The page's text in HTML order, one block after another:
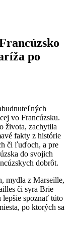
po
vo Francúzsku.
života, zachytila
fakty z histórie
či ľuďoch, a pre
do svojich
dobrôt.
mydla z Marseille,
či syra Brie
spoznať túto
po ktorých sa